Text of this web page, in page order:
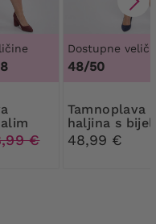
€
Dostupne
48/50
Tamnoplava
haljina s
uzorcima
48,99 €